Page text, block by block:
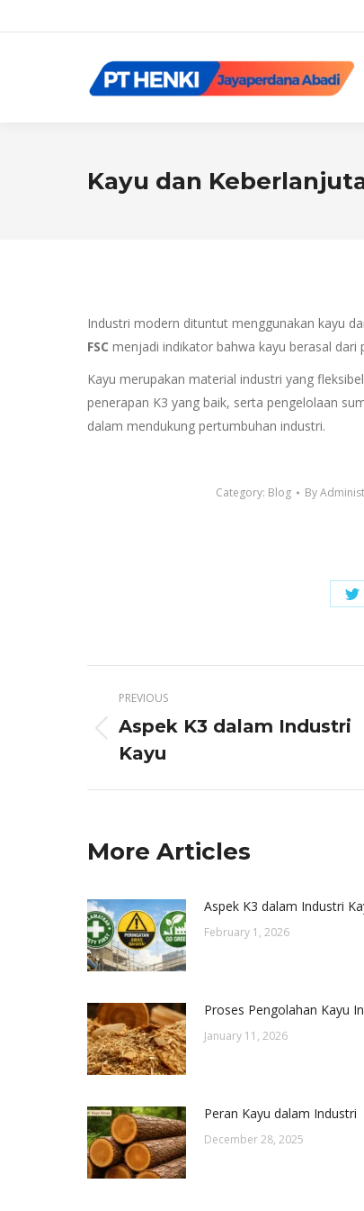
Kayu dan
Industri modern dituntut menggunakan kayu
FSC menjadi indikator bahwa kayu berasal
Kayu merupakan material industri yang
penerapan K3 yang baik, serta pengelolaan
dalam mendukung pertumbuhan industri.
Category: Blog By
navigation
PREVIOUS
Previous
post:
Aspek K3 dalam Industri
Kayu
More Articles
Aspek K3 dalam Industri
February 1, 2026
Proses Pengolahan Kayu
January 11, 2026
Peran Kayu dalam Industri
December 28, 2025